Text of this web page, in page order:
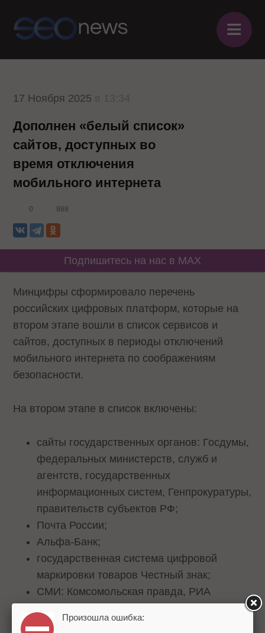
≡
17 Ноября 2025
Дополнен «белый список»
сайтов, доступных во
время отключения
мобильного интернета
0 988
Подпишитесь на нас в MAX
Минцифры сформировало перечень
российских цифровых платформ, которые на
втором этапе вошли в список сервисов и
сайтов, доступных в периоды отключений
мобильного интернета по соображениям
безопасности.
На втором этапе в список включены:
сайты государственных органов: Госдумы,
федеральных министерств, служб и
агентств, государственных
информационных систем, Генпрокуратуры,
правительств субъектов РФ;
Почта России;
Альфа-Банк;
государственная система цифровой
маркировки товаров Честный знак;
СМИ: Комсомольская правда, РИА
Rambler;
Произошла ошибка: